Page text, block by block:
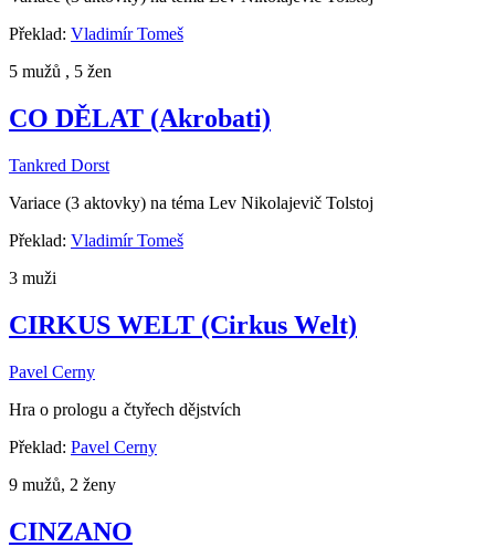
Překlad: Vladimír Tomeš
5 mužů , 5 žen
CO DĚLAT (Akrobati)
Tankred Dorst
Variace (3 aktovky) na téma Lev Nikolajevič Tolstoj
Překlad: Vladimír Tomeš
3 muži
CIRKUS WELT (Cirkus Welt)
Pavel Cerny
Hra o prologu a čtyřech dějstvích
Překlad: Pavel Cerny
9 mužů, 2 ženy
CINZANO